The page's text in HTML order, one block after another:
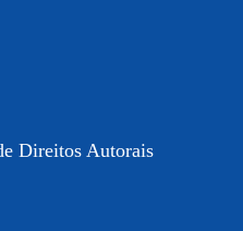
Direitos Autorais